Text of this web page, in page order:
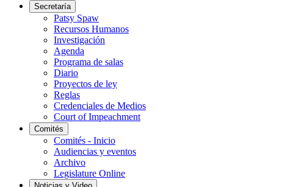
Secretaría
Patsy Spaw
Recursos Humanos
Investigación
Agenda
Programa de salas
Diario
Proyectos de ley
Reglas
Credenciales de Medios
Court of Impeachment
Comités
Comités - Inicio
Audiencias y eventos
Archivo
Legislature Online